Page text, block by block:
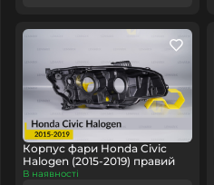
Корпус фари Honda Civic
Halogen (2015-2019) правий
В наявності